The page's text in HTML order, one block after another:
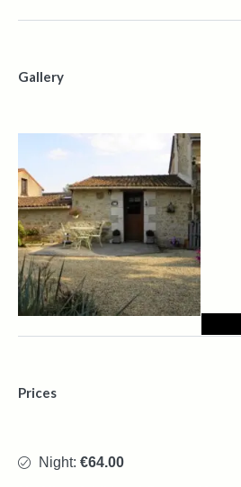
Gallery
Prices
Night: €64.00